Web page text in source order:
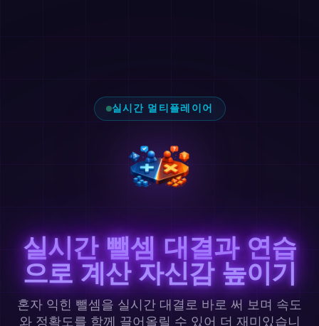
실시간 멀티플레이어
실시간 뺄셈 대결과 연습
으로 계산 자신감 높이기
혼자 익힌 뺄셈을 실시간 대결로 바로 써 보며 속도
와 정확도를 함께 끌어올릴 수 있어 더 재미있습니